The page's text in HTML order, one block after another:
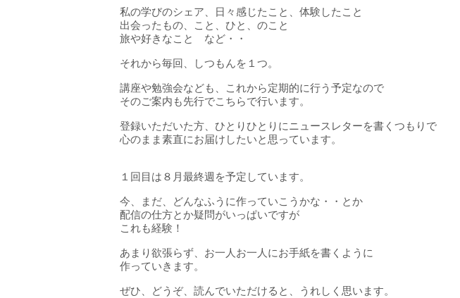
私の学びのシェア、日々感じたこと、体験したこと
出会ったもの、こと、ひと、のこと
旅や好きなこと など・・
それから毎回、しつもんを１つ。
講座や勉強会なども、これから定期的に行う予定なので
そのご案内も先行でこちらで行います。
登録いただいた方、ひとりひとりにニュースレターを書くつもりで
心のまま素直にお届けしたいと思っています。
１回目は８月最終週を予定しています。
今、まだ、どんなふうに作っていこうかな・・とか
配信の仕方とか疑問がいっぱいですが
これも経験！
あまり欲張らず、お一人お一人にお手紙を書くように
作っていきます。
ぜひ、どうぞ、読んでいただけると、うれしく思います。